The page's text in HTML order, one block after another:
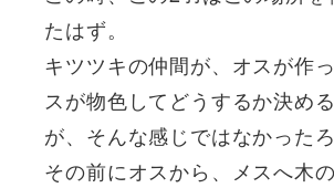
たはず。
キツツキの仲間が、オスが作
スが物色してどうするか決め
が、そんな感じではなかったろ
その前にオスから、メスへ木